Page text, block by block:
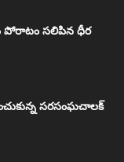
సలిపిన ధీర
సరసంఘచాలక్